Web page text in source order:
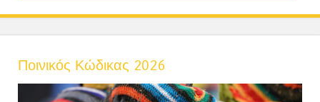
Ποινικός Κώδικας 2026